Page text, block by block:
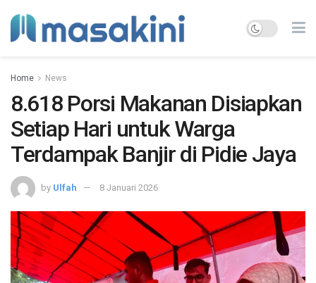
Home News
8.618 Porsi Makanan Disiapkan
Setiap Hari untuk Warga
Terdampak Banjir di Pidie Jaya
by Ulfah 8 Januari 2026